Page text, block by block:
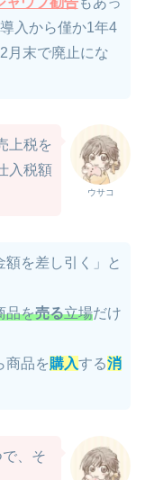
入から僅か1年4
月末で廃止にな
ウサコ
上税を
入税額
を差し引く」と
品を売る立場だけ
商品を購入する消
、そ